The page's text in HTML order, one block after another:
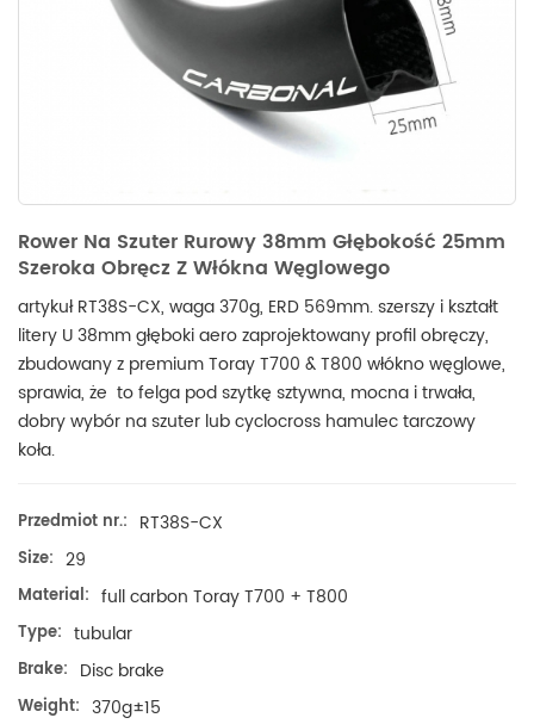
Rower Na Szuter Rurowy 38mm Głębokość 25mm
Szeroka Obręcz Z Włókna Węglowego
artykuł RT38S-CX, waga 370g, ERD 569mm. szerszy i kształt
litery U 38mm głęboki aero zaprojektowany profil obręczy,
zbudowany z premium Toray T700 & T800 włókno węglowe,
sprawia, że ​​ to felga pod szytkę sztywna, mocna i trwała,
dobry wybór na szuter lub cyclocross hamulec tarczowy
koła.
Przedmiot nr.: RT38S-CX
Size: 29
Material: full carbon Toray T700 + T800
Type: tubular
Brake: Disc brake
Weight: 370g±15